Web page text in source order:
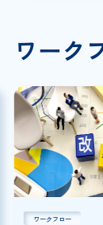
ワーク
ワークフロー